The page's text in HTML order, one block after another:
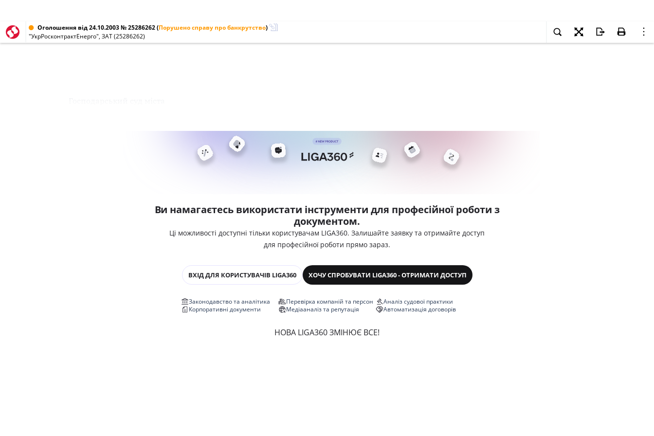
Оголошення від 24.10.2003 № 25286262(Порушено справу про банкрутство)
"УкрРосконтрактЕнерго", ЗАТ (25286262)
Ви намагаєтесь використати інструменти для професійної роботи з
документом.
Ці можливості доступні тільки користувачам LIGA360. Залишайте заявку та отримайте доступ
для професійної роботи прямо зараз.
ВХІД ДЛЯ КОРИСТУВАЧІВ LIGA360 ХОЧУ СПРОБУВАТИ LIGA360 - ОТРИМАТИ ДОСТУП
Законодавство та аналітика
Корпоративні документи
Перевірка компаній та персон
Медіааналіз та репутація
Аналіз судової практики
Автоматизація договорів
НОВА LIGA360 ЗМІНЮЄ ВСЕ!